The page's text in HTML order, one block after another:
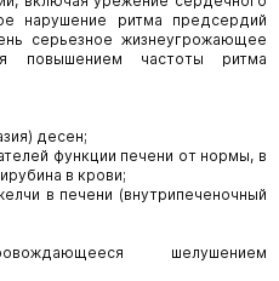
нарушение ритма предсердий
серьезное жизнеугрожающее
повышением частоты ритма
десен;
функции печени от нормы, в
в крови;
в печени (внутрипеченочный
шелушением